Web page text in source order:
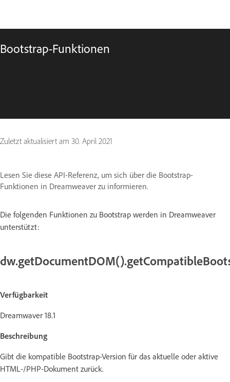
Bootstrap-Funktionen
Zuletzt aktualisiert am 30. April 2021
Lesen Sie diese API-Referenz, um sich über die Bootstrap-
Funktionen in Dreamweaver zu informieren.
Die folgenden Funktionen zu Bootstrap werden in Dreamweaver
unterstützt:
Verfügbarkeit
Dreamwaver 18.1
Beschreibung
Gibt die kompatible Bootstrap-Version für das aktuelle oder aktive
HTML-/PHP-Dokument zurück.